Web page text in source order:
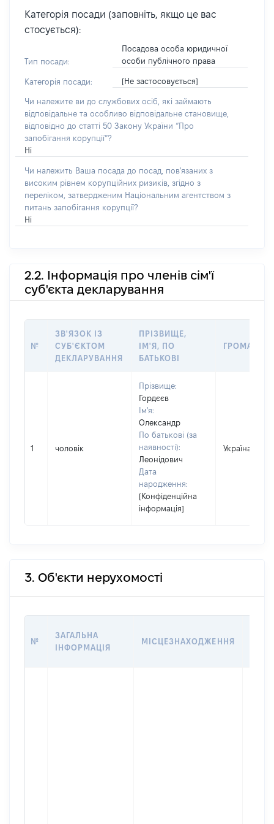
Категорія посади (заповніть, якщо це вас
стосується):
Тип посади:
Посадова особа юридичної
особи публічного права
Категорія посади: [Не застосовується]
Чи належите ви до службових осіб, які займають
відповідальне та особливо відповідальне становище,
відповідно до статті 50 Закону України “Про
запобігання корупції”?
Ні
Чи належить Ваша посада до посад, пов'язаних з
високим рівнем корупційних ризиків, згідно з
переліком, затвердженим Національним агентством з
питань запобігання корупції?
Ні
2.2. Інформація про членів сім'ї
суб'єкта декларування
№
ЗВ'ЯЗОК ІЗ
СУБ'ЄКТОМ
ДЕКЛАРУВАННЯ
ПРІЗВИЩЕ,
ІМ'Я, ПО
БАТЬКОВІ
1 чоловік
Прізвище:
Гордєєв
Ім'я:
Олександр
По батькові (за
наявності):
Леонідович
Дата
народження:
[Конфіденційна
інформація]
Україна
3. Об'єкти нерухомості
№
ЗАГАЛЬНА
ІНФОРМАЦІЯ
МІСЦЕЗНАХОДЖЕННЯ